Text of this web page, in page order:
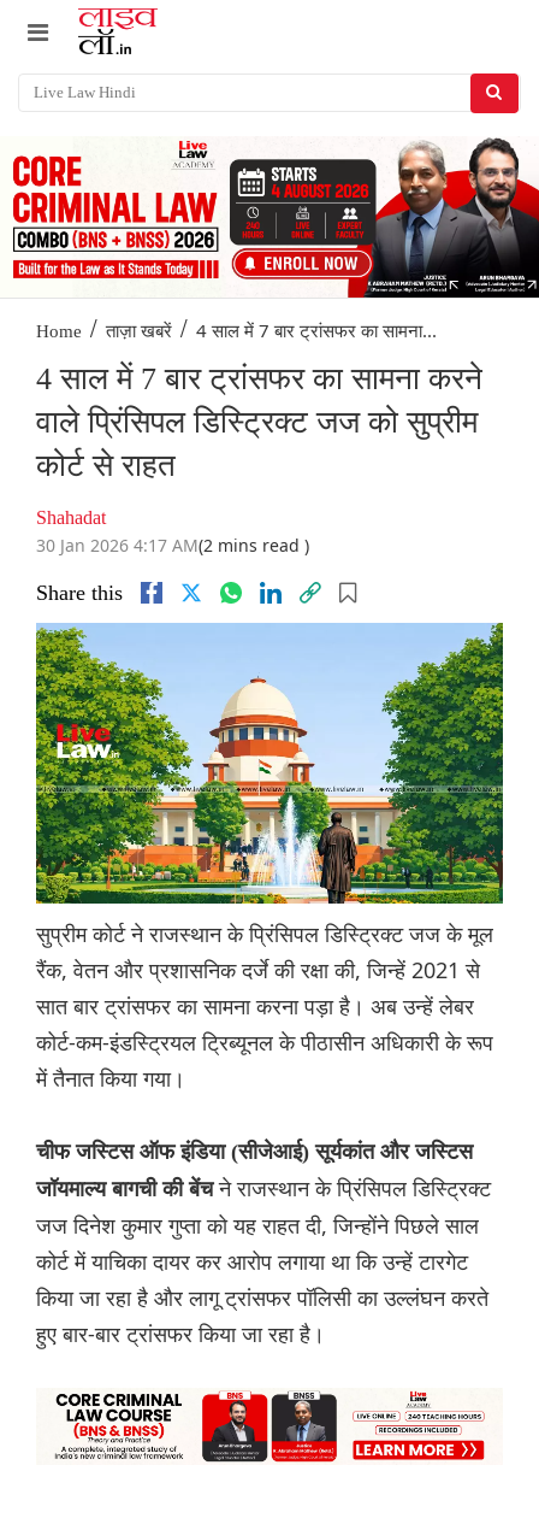
Home / ताज़ा खबरें / 4 साल में 7 बार ट्रांसफर का सामना...
4 साल में 7 बार ट्रांसफर का सामना करने
वाले प्रिंसिपल डिस्ट्रिक्ट जज को सुप्रीम
कोर्ट से राहत
Shahadat
30 Jan 2026 4:17 AM(2 mins read )
Share this
सुप्रीम कोर्ट ने राजस्थान के प्रिंसिपल डिस्ट्रिक्ट जज के मूल
रैंक, वेतन और प्रशासनिक दर्जे की रक्षा की, जिन्हें 2021 से
सात बार ट्रांसफर का सामना करना पड़ा है। अब उन्हें लेबर
कोर्ट-कम-इंडस्ट्रियल ट्रिब्यूनल के पीठासीन अधिकारी के रूप
में तैनात किया गया।
चीफ जस्टिस ऑफ इंडिया (सीजेआई) सूर्यकांत और जस्टिस
जॉयमाल्य बागची की बेंचने राजस्थान के प्रिंसिपल डिस्ट्रिक्ट
जज दिनेश कुमार गुप्ता को यह राहत दी, जिन्होंने पिछले साल
कोर्ट में याचिका दायर कर आरोप लगाया था कि उन्हें टारगेट
किया जा रहा है और लागू ट्रांसफर पॉलिसी का उल्लंघन करते
हुए बार-बार ट्रांसफर किया जा रहा है।